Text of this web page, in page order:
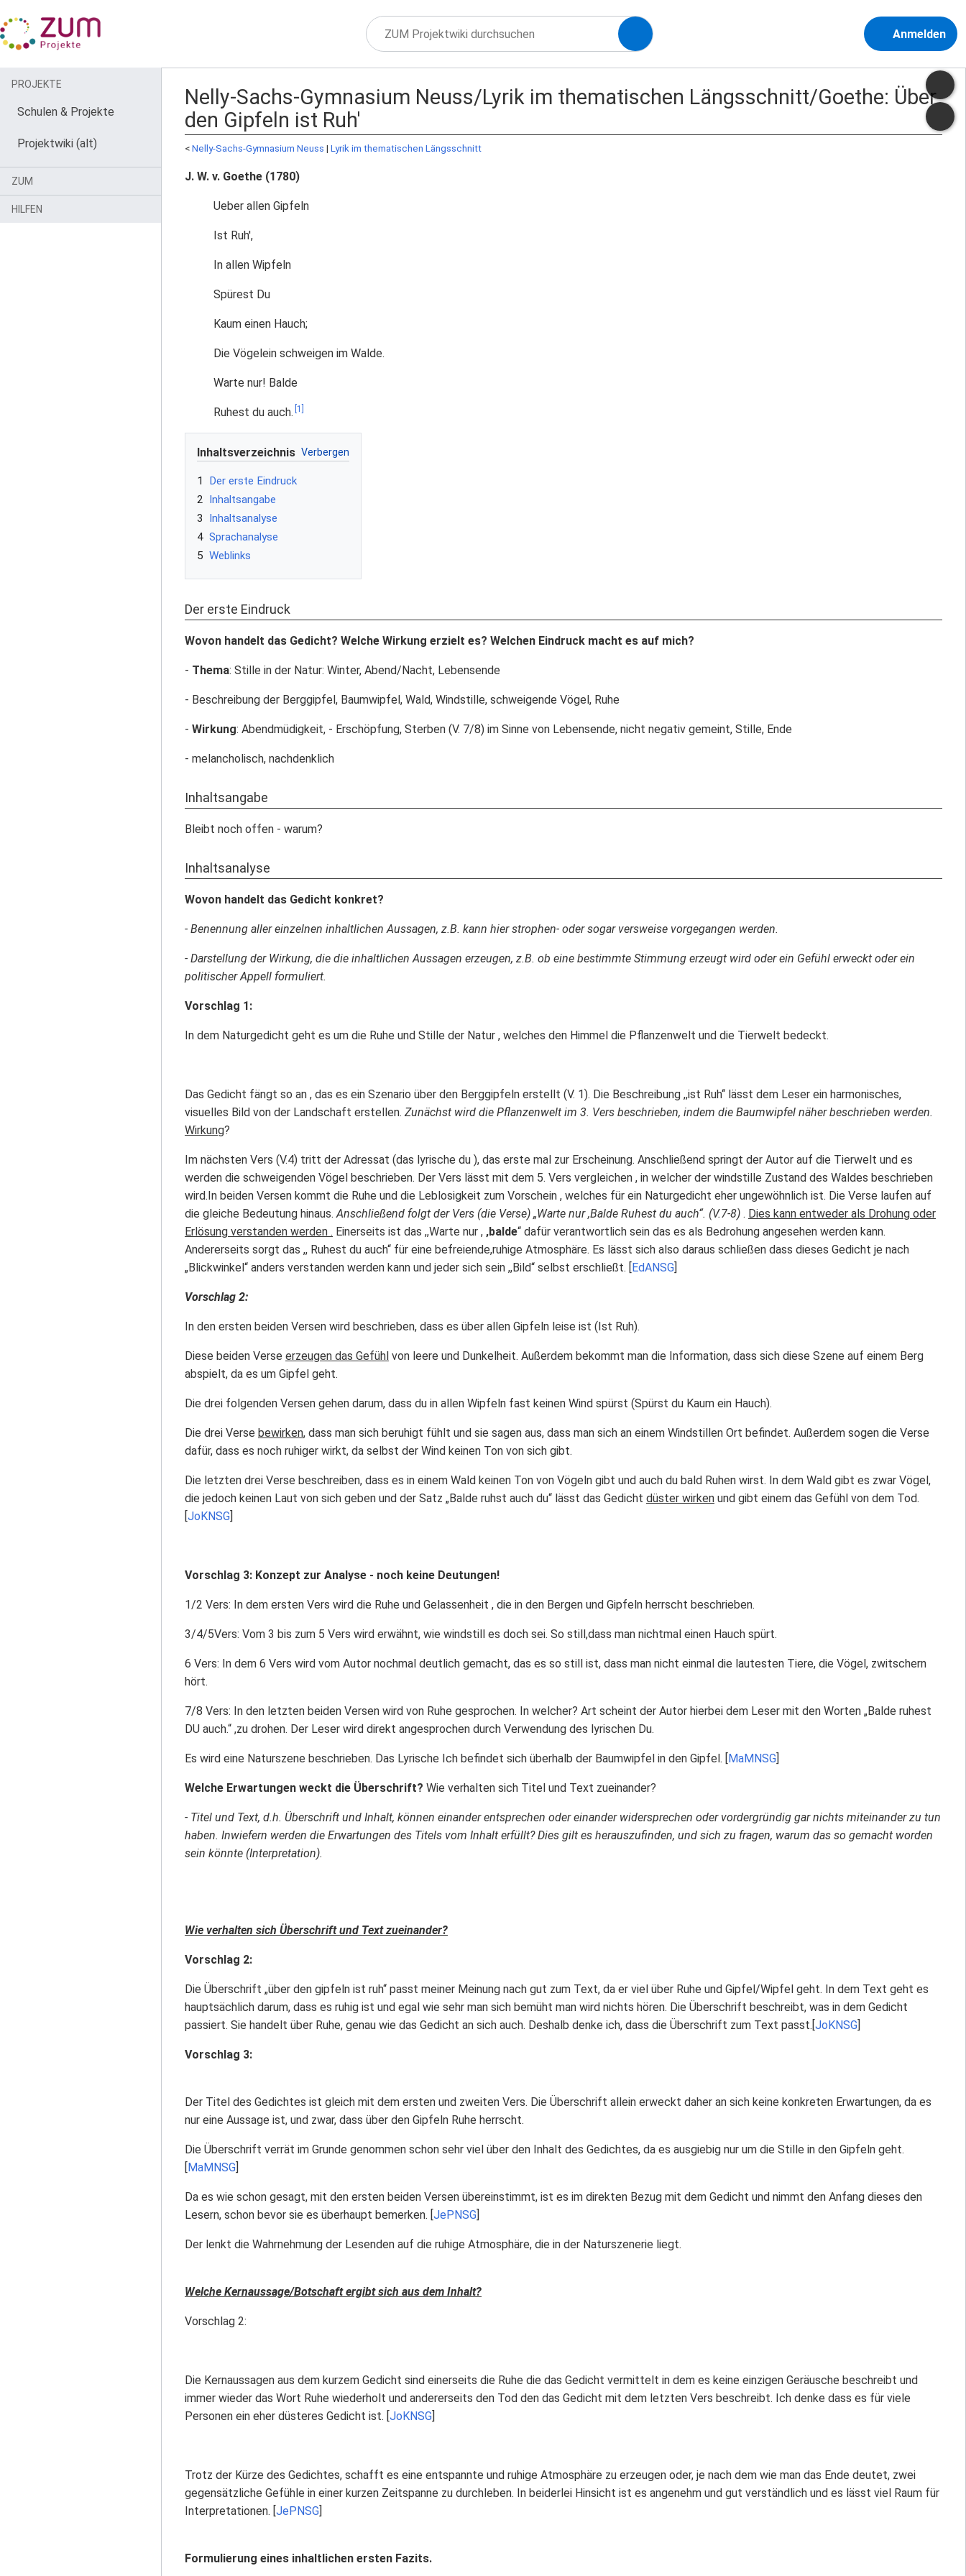
Anmelden
Nelly-Sachs-Gymnasium Neuss/Lyrik im thematischen Längsschnitt/Goethe: Über
den Gipfeln ist Ruh'
< Nelly-Sachs-Gymnasium Neuss ‎ | Lyrik im thematischen Längsschnitt
J. W. v. Goethe (1780)
Ueber allen Gipfeln
Ist Ruh',
In allen Wipfeln
Spürest Du
Kaum einen Hauch;
Die Vögelein schweigen im Walde.
Warte nur! Balde
Ruhest du auch. [1]
Inhaltsverzeichnis
1
Der erste Eindruck
2 Inhaltsangabe
3
Inhaltsanalyse
4 Sprachanalyse
5 Weblinks
Der erste Eindruck
Wovon handelt das Gedicht? Welche Wirkung erzielt es? Welchen Eindruck macht es auf mich?
- Thema: Stille in der Natur: Winter, Abend/Nacht, Lebensende
- Beschreibung der Berggipfel, Baumwipfel, Wald, Windstille, schweigende Vögel, Ruhe
- Wirkung: Abendmüdigkeit, - Erschöpfung, Sterben (V. 7/8) im Sinne von Lebensende, nicht negativ gemeint, Stille, Ende
- melancholisch, nachdenklich
Inhaltsangabe
Bleibt noch offen - warum?
Inhaltsanalyse
Wovon handelt das Gedicht konkret?
- Benennung aller einzelnen inhaltlichen Aussagen, z.B. kann hier strophen- oder sogar versweise vorgegangen werden.
- Darstellung der Wirkung, die die inhaltlichen Aussagen erzeugen, z.B. ob eine bestimmte Stimmung erzeugt wird oder ein Gefühl erweckt oder ein
politischer Appell formuliert.
Vorschlag 1:
In dem Naturgedicht geht es um die Ruhe und Stille der Natur , welches den Himmel die Pflanzenwelt und die Tierwelt bedeckt.
Das Gedicht fängt so an , das es ein Szenario über den Berggipfeln erstellt (V. 1). Die Beschreibung ,,ist Ruh‘‘ lässt dem Leser ein harmonisches,
visuelles Bild von der Landschaft erstellen. Zunächst wird die Pflanzenwelt im 3. Vers beschrieben, indem die Baumwipfel näher beschrieben werden.
Wirkung?
Im nächsten Vers (V.4) tritt der Adressat (das lyrische du ), das erste mal zur Erscheinung. Anschließend springt der Autor auf die Tierwelt und es
werden die schweigenden Vögel beschrieben. Der Vers lässt mit dem 5. Vers vergleichen , in welcher der windstille Zustand des Waldes beschrieben
wird.In beiden Versen kommt die Ruhe und die Leblosigkeit zum Vorschein , welches für ein Naturgedicht eher ungewöhnlich ist. Die Verse laufen auf
die gleiche Bedeutung hinaus.Anschließend folgt der Vers (die Verse) „Warte nur ,Balde Ruhest du auch“. (V.7-8) . Dies kann entweder als Drohung oder
Erlösung verstanden werden . Einerseits ist das ,,Warte nur , ‚balde“ dafür verantwortlich sein das es als Bedrohung angesehen werden kann.
Andererseits sorgt das ,, Ruhest du auch“ für eine befreiende,ruhige Atmosphäre. Es lässt sich also daraus schließen dass dieses Gedicht je nach
„Blickwinkel“ anders verstanden werden kann und jeder sich sein ,,Bild“ selbst erschließt. [
EdANSG
Vorschlag 2:
In den ersten beiden Versen wird beschrieben, dass es über allen Gipfeln leise ist (Ist Ruh).
Diese beiden Verse erzeugen das Gefühl von leere und Dunkelheit. Außerdem bekommt man die Information, dass sich diese Szene auf einem Berg
abspielt, da es um Gipfel geht.
Die drei folgenden Versen gehen darum, dass du in allen Wipfeln fast keinen Wind spürst (Spürst du Kaum ein Hauch).
Die drei Verse bewirken, dass man sich beruhigt fühlt und sie sagen aus, dass man sich an einem Windstillen Ort befindet. Außerdem sogen die Verse
dafür, dass es noch ruhiger wirkt, da selbst der Wind keinen Ton von sich gibt.
Die letzten drei Verse beschreiben, dass es in einem Wald keinen Ton von Vögeln gibt und auch du bald Ruhen wirst. In dem Wald gibt es zwar Vögel,
die jedoch keinen Laut von sich geben und der Satz „Balde ruhst auch du“ lässt das Gedicht düster wirken und gibt einem das Gefühl von dem Tod.
JoKNSG
Vorschlag 3: Konzept zur Analyse - noch keine Deutungen!
1/2 Vers: In dem ersten Vers wird die Ruhe und Gelassenheit , die in den Bergen und Gipfeln herrscht beschrieben.
3/4/5Vers: Vom 3 bis zum 5 Vers wird erwähnt, wie windstill es doch sei. So still,dass man nichtmal einen Hauch spürt.
6 Vers: In dem 6 Vers wird vom Autor nochmal deutlich gemacht, das es so still ist, dass man nicht einmal die lautesten Tiere, die Vögel, zwitschern
hört.
7/8 Vers: In den letzten beiden Versen wird von Ruhe gesprochen. In welcher? Art scheint der Autor hierbei dem Leser mit den Worten „Balde ruhest
DU auch.“ ,zu drohen. Der Leser wird direkt angesprochen durch Verwendung des lyrischen Du.
Es wird eine Naturszene beschrieben. Das Lyrische Ich befindet sich überhalb der Baumwipfel in den Gipfel. [ MaMNSG
Welche Erwartungen weckt die Überschrift? Wie verhalten sich Titel und Text zueinander?
- Titel und Text, d.h. Überschrift und Inhalt, können einander entsprechen oder einander widersprechen oder vordergründig gar nichts miteinander zu tun
haben. Inwiefern werden die Erwartungen des Titels vom Inhalt erfüllt? Dies gilt es herauszufinden, und sich zu fragen, warum das so gemacht worden
sein könnte (Interpretation).
Wie verhalten sich Überschrift und Text zueinander?
Vorschlag 2:
Die Überschrift „über den gipfeln ist ruh“ passt meiner Meinung nach gut zum Text, da er viel über Ruhe und Gipfel/Wipfel geht. In dem Text geht es
hauptsächlich darum, dass es ruhig ist und egal wie sehr man sich bemüht man wird nichts hören. Die Überschrift beschreibt, was in dem Gedicht
passiert. Sie handelt über Ruhe, genau wie das Gedicht an sich auch. Deshalb denke ich, dass die Überschrift zum Text passt.[ JoKNSG
Vorschlag 3:
Der Titel des Gedichtes ist gleich mit dem ersten und zweiten Vers. Die Überschrift allein erweckt daher an sich keine konkreten Erwartungen, da es
nur eine Aussage ist, und zwar, dass über den Gipfeln Ruhe herrscht.
Die Überschrift verrät im Grunde genommen schon sehr viel über den Inhalt des Gedichtes, da es ausgiebig nur um die Stille in den Gipfeln geht.
MaMNSG
Da es wie schon gesagt, mit den ersten beiden Versen übereinstimmt, ist es im direkten Bezug mit dem Gedicht und nimmt den Anfang dieses den
Lesern, schon bevor sie es überhaupt bemerken. [ JePNSG
Der lenkt die Wahrnehmung der Lesenden auf die ruhige Atmosphäre, die in der Naturszenerie liegt.
Welche Kernaussage/Botschaft ergibt sich aus dem Inhalt?
Vorschlag 2:
Die Kernaussagen aus dem kurzem Gedicht sind einerseits die Ruhe die das Gedicht vermittelt in dem es keine einzigen Geräusche beschreibt und
immer wieder das Wort Ruhe wiederholt und andererseits den Tod den das Gedicht mit dem letzten Vers beschreibt. Ich denke dass es für viele
Personen ein eher düsteres Gedicht ist. [ JoKNSG
Trotz der Kürze des Gedichtes, schafft es eine entspannte und ruhige Atmosphäre zu erzeugen oder, je nach dem wie man das Ende deutet, zwei
gegensätzliche Gefühle in einer kurzen Zeitspanne zu durchleben. In beiderlei Hinsicht ist es angenehm und gut verständlich und es lässt viel Raum für
Interpretationen. [ JePNSG
Formulierung eines inhaltlichen ersten Fazits.
PROJEKTE
Schulen & Projekte
Projektwiki (alt)
ZUM
HILFEN